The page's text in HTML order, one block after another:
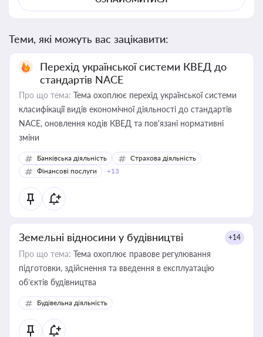
Теми, які можуть вас зацікавити:
Перехід української системи КВЕД до
стандартів NACE
Про що тема: Тема охоплює перехід української системи
класифікації видів економічної діяльності до стандартів
NACE, оновлення кодів КВЕД та пов'язані нормативні
зміни
Банківська діяльність
Страхова діяльність
Фінансові послуги
+13
Земельні відносини у будівництві +14
Про що тема: Тема охоплює правове регулювання
підготовки, здійснення та введення в експлуатацію
об’єктів будівництва
Будівельна діяльність